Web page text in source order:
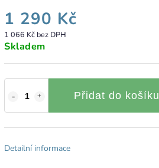
1 290 Kč
1 066 Kč bez DPH
Skladem
Přidat do košíku
Detailní informace